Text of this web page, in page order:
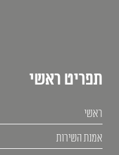
תפריט ראשי
ראשי
אמנת השירות